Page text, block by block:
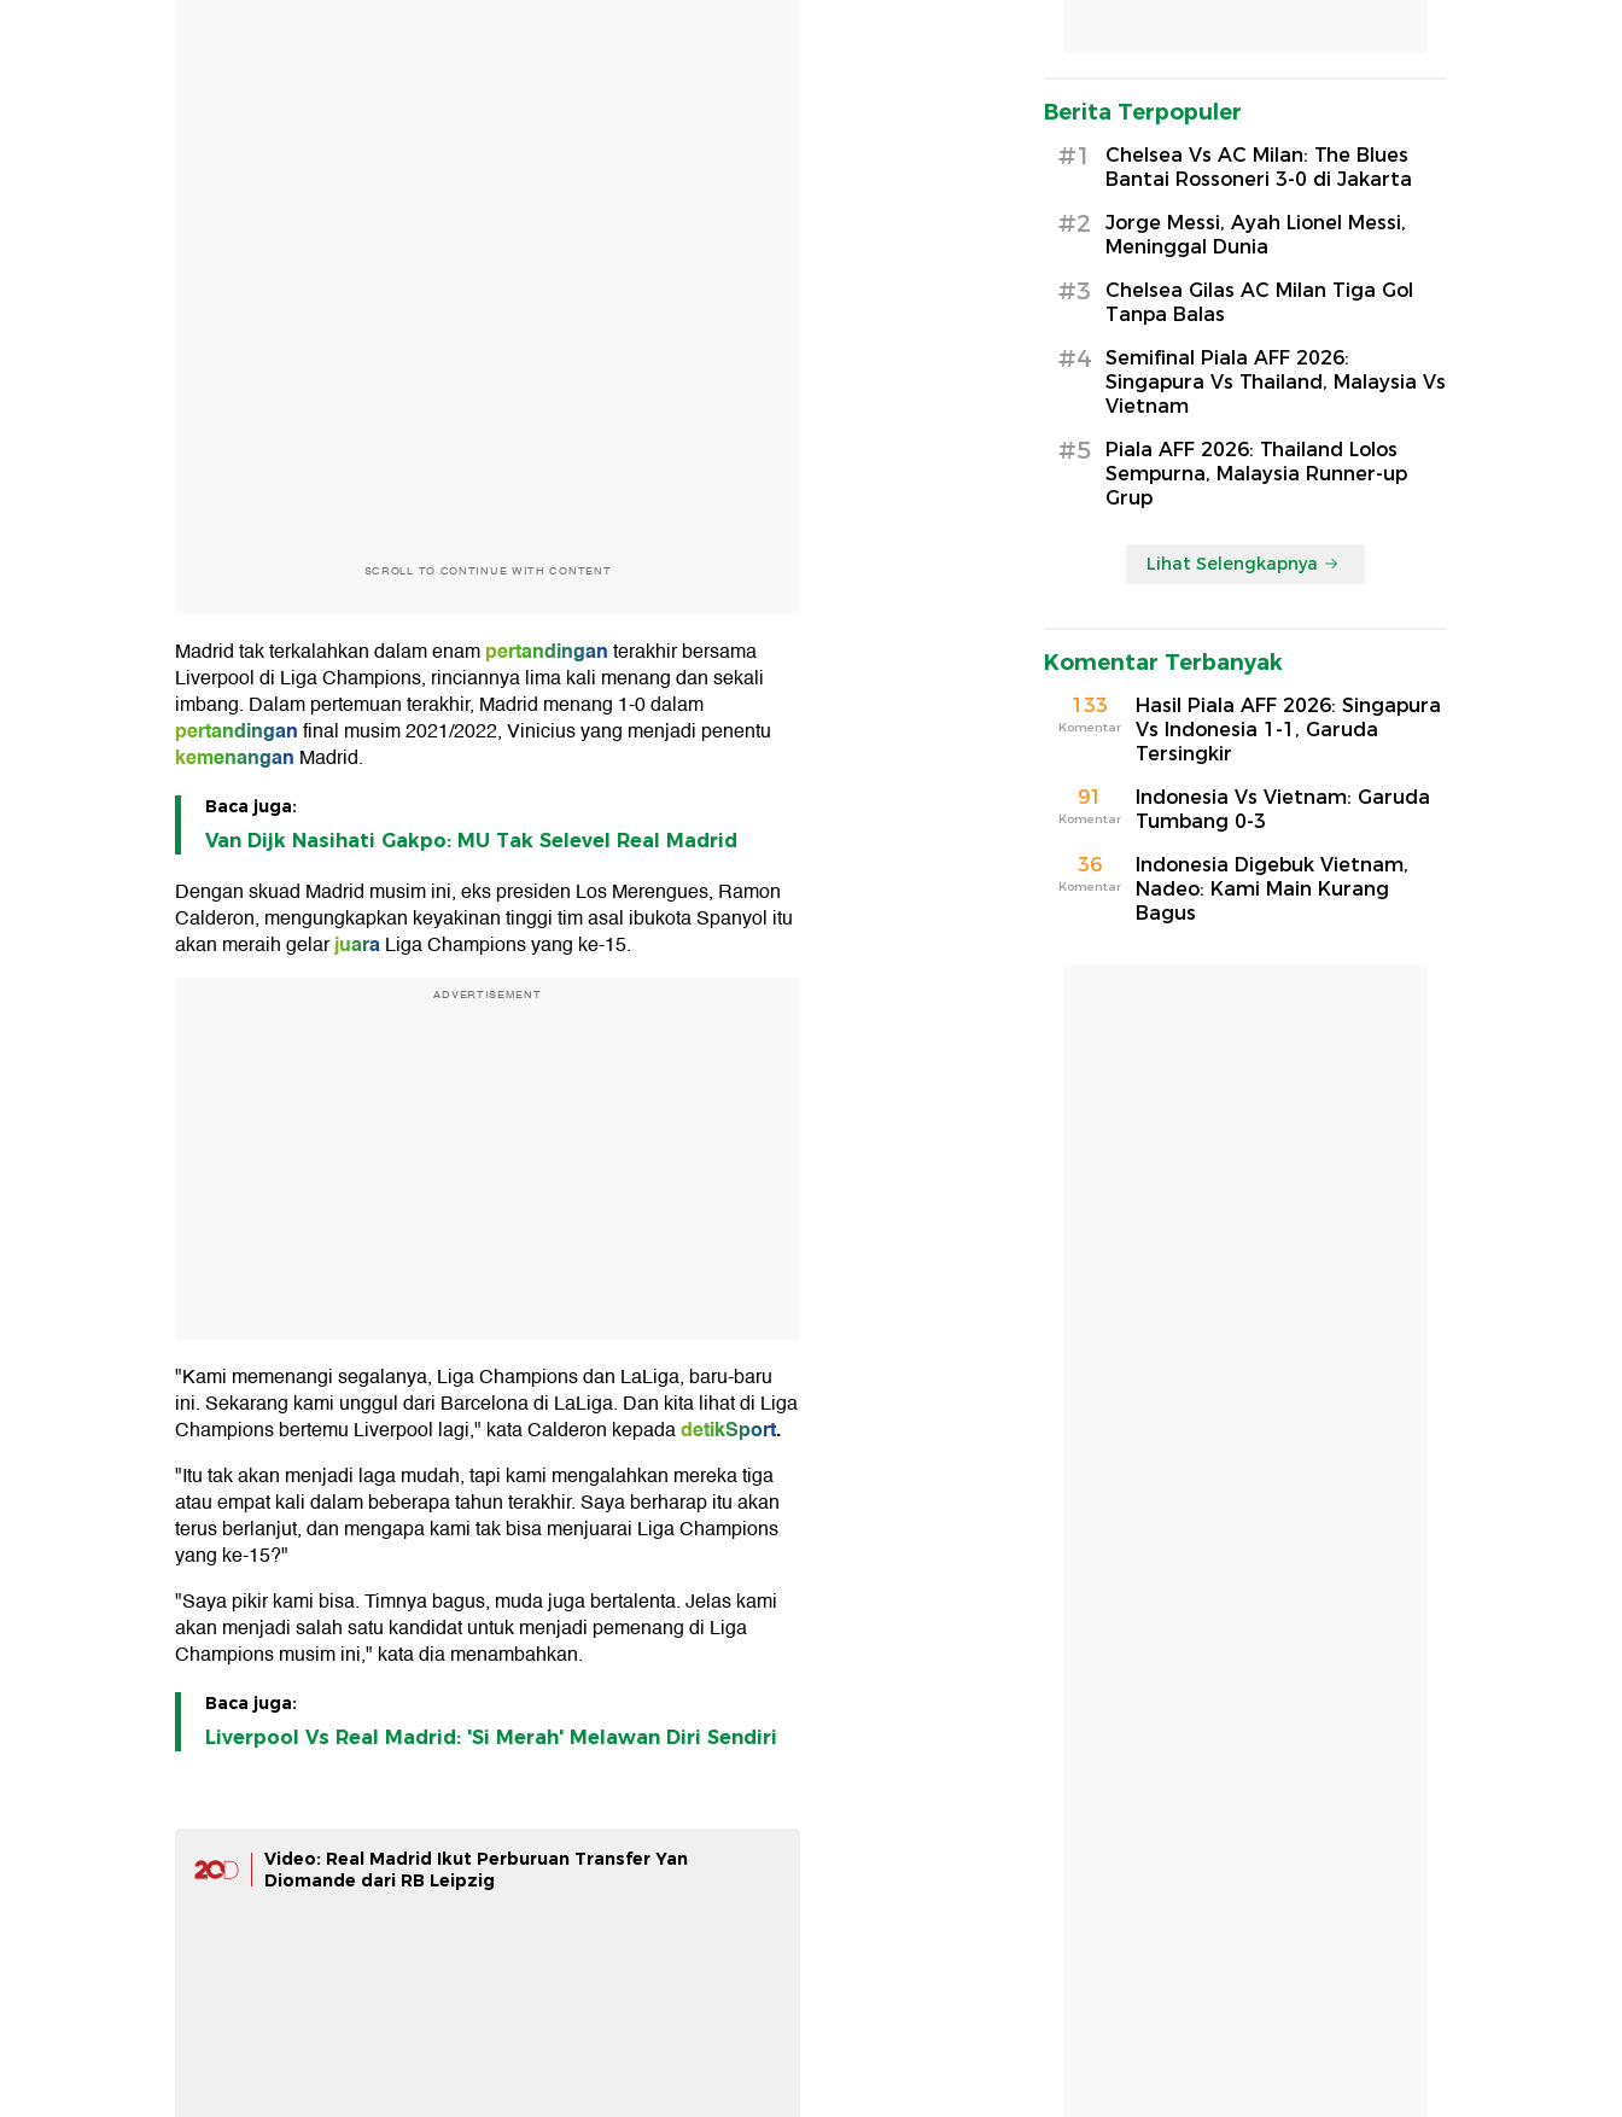
SCROLL TO CONTINUE WITH CONTENT
Madrid tak terkalahkan dalam enampertandinganterakhir bersama
Liverpool di Liga Champions, rinciannya lima kali menang dan sekali
imbang. Dalam pertemuan terakhir, Madrid menang 1-0 dalam
pertandinganfinal musim 2021/2022, Vinicius yang menjadi penentu
kemenangan Madrid.
Baca juga:
Van Dijk Nasihati Gakpo: MU Tak Selevel Real Madrid
Dengan skuad Madrid musim ini, eks presiden Los Merengues, Ramon
Calderon, mengungkapkan keyakinan tinggi tim asal ibukota Spanyol itu
akan meraih gelarjuaraLiga Champions yang ke-15.
ADVERTISEMENT
"Kami memenangi segalanya, Liga Champions dan LaLiga, baru-baru
ini. Sekarang kami unggul dari Barcelona di LaLiga. Dan kita lihat di Liga
Champions bertemu Liverpool lagi," kata Calderon kepadadetikSport.
"Itu tak akan menjadi laga mudah, tapi kami mengalahkan mereka tiga
atau empat kali dalam beberapa tahun terakhir. Saya berharap itu akan
terus berlanjut, dan mengapa kami tak bisa menjuarai Liga Champions
yang ke-15?"
"Saya pikir kami bisa. Timnya bagus, muda juga bertalenta. Jelas kami
akan menjadi salah satu kandidat untuk menjadi pemenang di Liga
Champions musim ini," kata dia menambahkan.
Baca juga:
Liverpool Vs Real Madrid: 'Si Merah' Melawan Diri Sendiri
Video: Real Madrid Ikut Perburuan Transfer Yan
Diomande dari RB Leipzig
Berita Terpopuler
#1
Chelsea Vs AC Milan: The Blues
Bantai Rossoneri 3-0 di Jakarta
#2
Jorge Messi, Ayah Lionel Messi,
Meninggal Dunia
#3
Chelsea Gilas AC Milan Tiga Gol
Tanpa Balas
#4
Semifinal Piala AFF 2026:
Singapura Vs Thailand, Malaysia Vs
Vietnam
#5
Piala AFF 2026: Thailand Lolos
Sempurna, Malaysia Runner-up
Grup
Lihat Selengkapnya
Komentar Terbanyak
133
Komentar
Hasil Piala AFF 2026: Singapura
Vs Indonesia 1-1, Garuda
Tersingkir
91
Komentar
Indonesia Vs Vietnam: Garuda
Tumbang 0-3
36
Komentar
Indonesia Digebuk Vietnam,
Nadeo: Kami Main Kurang
Bagus